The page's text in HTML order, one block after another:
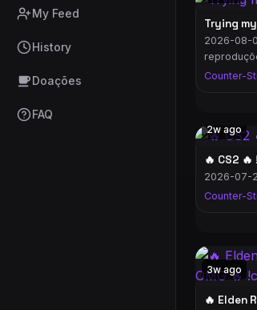
My Feed
History
Doações
FAQ
Trying
2026-08-
Counter-
2w ago
🔥 CS2
2026-07-
Counter-
3w ago